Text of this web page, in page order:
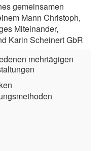
gemeinsamen
Mann Christoph,
Miteinander,
Karin Scheinert GbR
mehrtägigen